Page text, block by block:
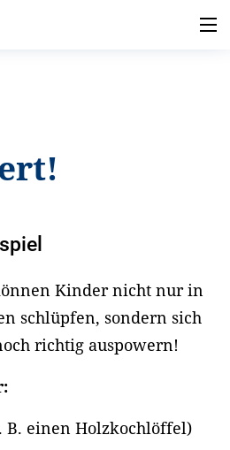
Kinder nicht nur in
schlüpfen, sondern sich
richtig auspowern!
B. einen Holzkochlöffel)